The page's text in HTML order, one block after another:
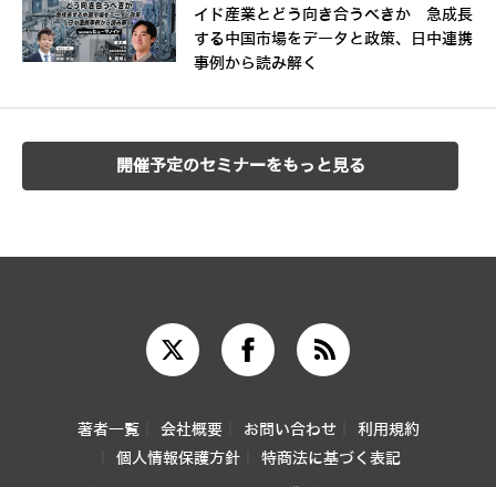
イド産業とどう向き合うべきか 急成長
する中国市場をデータと政策、日中連携
事例から読み解く
開催予定のセミナーをもっと見る
著者一覧 会社概要 お問い合わせ
利用規約
個人情報保護方針
特商法に基づく表記